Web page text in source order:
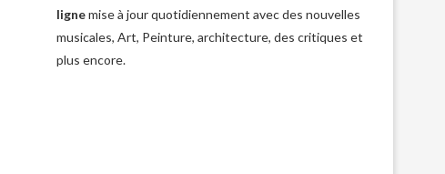
lignemise à jour quotidiennement avec des nouvelles
musicales, Art, Peinture, architecture, des critiques et
plus encore.